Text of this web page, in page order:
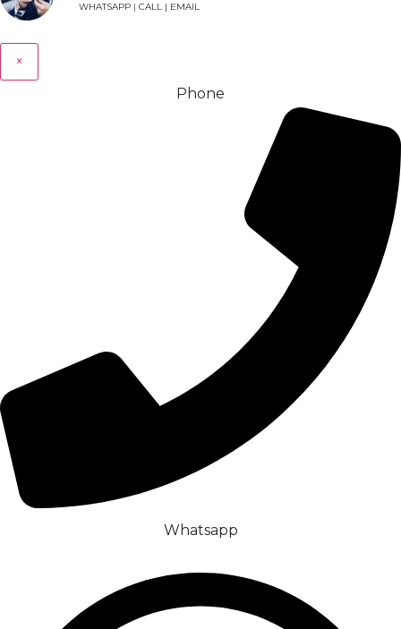
WHATSAPP| CALL | EMAIL
×
Phone
Whatsapp